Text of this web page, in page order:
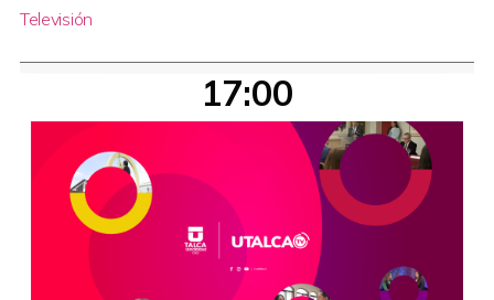
Televisión
17:00